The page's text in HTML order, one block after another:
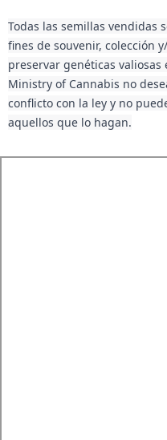
Todas las semillas vendidas
fines de souvenir, colección
preservar genéticas valiosas
Ministry of Cannabis no
conflicto con la ley y no
aquellos que lo hagan.